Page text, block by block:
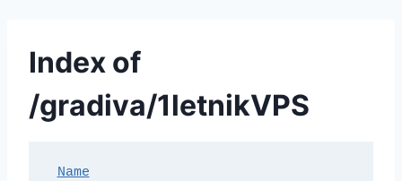
Index of
/gradiva/1letnikVPS
Name